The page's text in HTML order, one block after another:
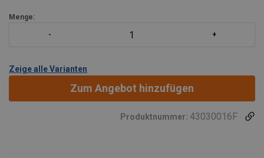
Menge:
Zeige alle Varianten
Zum Angebot hinzufügen
Produktnummer: 43030016F